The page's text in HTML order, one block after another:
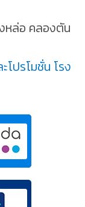
หล่อ คลองตัน
ปรโมชั่น โรง